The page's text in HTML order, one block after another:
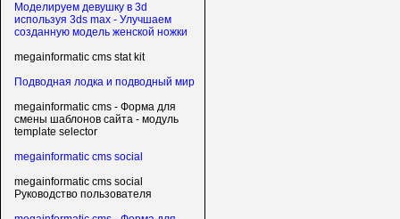
Моделируем девушку в 3d
используя 3ds max - Улучшаем
созданную модель женской ножки
megainformatic cms stat kit
Подводная лодка и подводный мир
megainformatic cms - Форма для
смены шаблонов сайта - модуль
template selector
megainformatic cms social
megainformatic cms social
Руководство пользователя